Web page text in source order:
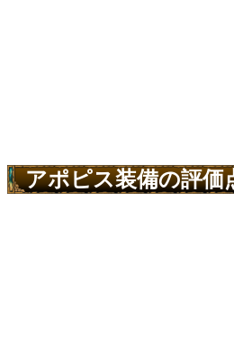
アポピス装備の評価